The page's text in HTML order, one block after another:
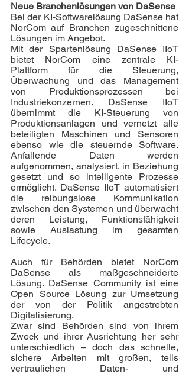
Neue Branchenlösungen von DaSense
Bei der KI-Softwarelösung DaSense hat
NorCom auf Branchen zugeschnittene
Lösungen im Angebot.
Mit der Spartenlösung DaSense IIoT
bietet NorCom eine zentrale KI-
Plattform für die Steuerung,
Überwachung und das Management
von Produktionsprozessen bei
Industriekonzernen. DaSense IIoT
übernimmt die KI-Steuerung von
Produktionsanlagen und vernetzt alle
beteiligten Maschinen und Sensoren
ebenso wie die steuernde Software.
Anfallende Daten werden
aufgenommen, analysiert, in Beziehung
gesetzt und so intelligente Prozesse
ermöglicht. DaSense IIoT automatisiert
die reibungslose Kommunikation
zwischen den Systemen und überwacht
deren Leistung, Funktionsfähigkeit
sowie Auslastung im gesamten
Lifecycle.
Auch für Behörden bietet NorCom
DaSense als maßgeschneiderte
Lösung. DaSense Community ist eine
Open Source Lösung zur Umsetzung
der von der Politik angestrebten
Digitalisierung.
Zwar sind Behörden sind von ihrem
Zweck und ihrer Ausrichtung her sehr
unterschiedlich – doch das schnelle,
sichere Arbeiten mit großen, teils
vertraulichen Daten- und